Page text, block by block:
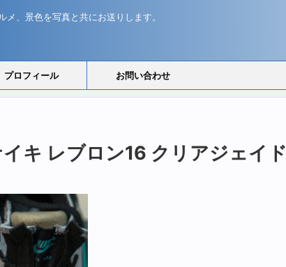
、景色を写真と共にお送りします。
プロフィール お問い合わせ
キ レブロン16 クリアジェイド